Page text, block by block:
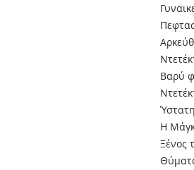
Βαρύ
Η
Ξένος